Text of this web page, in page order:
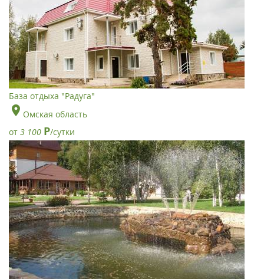
База отдыха "Радуга"
Омская область
от 3 100 Р/сутки